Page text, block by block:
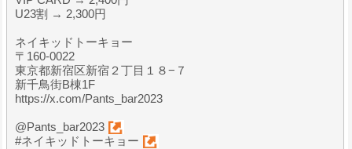
U23割 → 2,300円
ネイキッドトーキョー
〒160-0022
東京都新宿区新宿２丁目１８−７
新千鳥街B棟1F
https://x.com/Pants_bar2023
@Pants_bar2023
#ネイキッドトーキョー